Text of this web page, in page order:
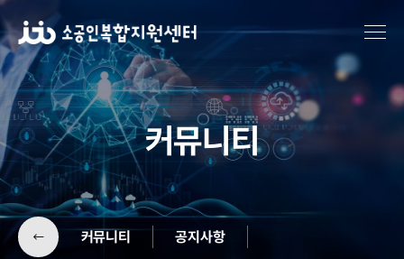
커뮤니티
커뮤니티 공지사항